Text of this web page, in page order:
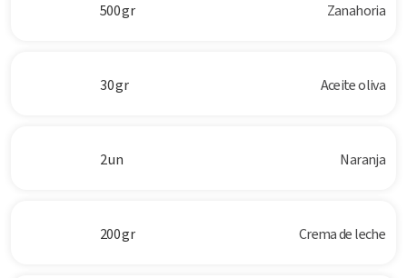
500 gr Zanahoria
30 gr Aceite oliva
2 un Naranja
200 gr Crema de leche